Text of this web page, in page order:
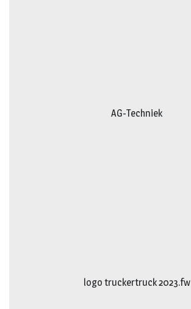
AG-Techniek
logo truckertruck 2023.fw